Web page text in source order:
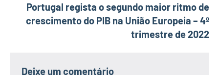
Portugal regista o segundo maior ritmo de
crescimento do PIB na União Europeia – 4º
trimestre de 2022
Deixe um comentário